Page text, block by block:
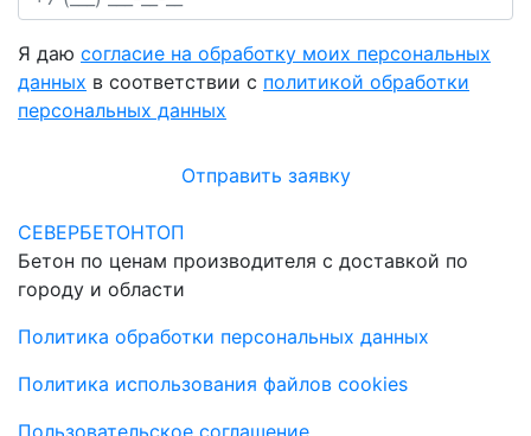
Я даю согласие на обработку моих персональных
данных в соответствии с политикой обработки
персональных данных
Отправить заявку
СЕВЕРБЕТОНТОП
Бетон по ценам производителя с доставкой по
городу и области
Политика обработки персональных данных
Политика использования файлов cookies
Пользовательское соглашение